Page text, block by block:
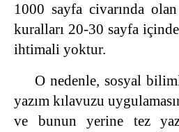
1000 sayfa civarında
kuralları 20-30 sayfa
ihtimali yoktur.
O nedenle, sosyal
yazım kılavuzu
ve bunun yerine tez